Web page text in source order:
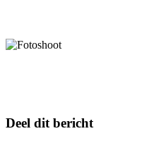
Deel dit bericht